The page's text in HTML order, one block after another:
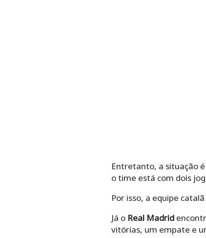
Entretanto, a situação
o time está com dois
Por isso, a equipe
Já o Real Madrid
vitórias, um empate e